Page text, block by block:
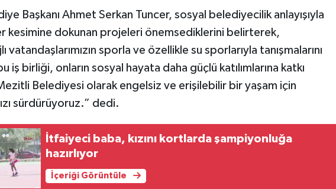
Başkanı Ahmet Serkan Tuncer, sosyal belediyecilik anlayışıyla
kesimine dokunan projeleri önemsediklerini belirterek,
vatandaşlarımızın sporla ve özellikle su sporlarıyla tanışmalarını
iş birliği, onların sosyal hayata daha güçlü katılımlarına katkı
Belediyesi olarak engelsiz ve erişilebilir bir yaşam için
sürdürüyoruz.” dedi.
İtfaiyeci baba, kızını kortlarda şampiyonluğa
hazırlıyor
İçeriği Görüntüle